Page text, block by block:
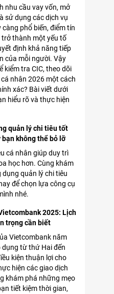
nhu cầu vay vốn, mở
sử dụng các dịch vụ
phổ biến, điểm tín
trở thành một yếu tố
định khả năng tiếp
của mỗi người. Vậy
kiểm tra CIC, theo dõi
nhân 2026 một cách
xác? Bài viết dưới
hiểu rõ và thực hiện
quản lý chi tiêu tốt
không thể bỏ lỡ
cá nhân giúp duy trì
học hơn. Cùng khám
quản lý chi tiêu
để chọn lựa công cụ
nhé.
2025: Lịch
trọng cần biết
Vietcombank năm
từ thứ Hai đến
kiện thuận lợi cho
hiện các giao dịch
khám phá những mẹo
tiết kiệm thời gian,